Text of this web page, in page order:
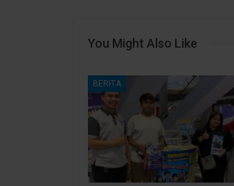
You Might Also Like
BERITA